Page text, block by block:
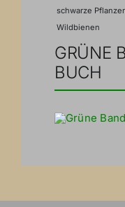
schwarze
Wildbienen
GRÜNE
BUCH